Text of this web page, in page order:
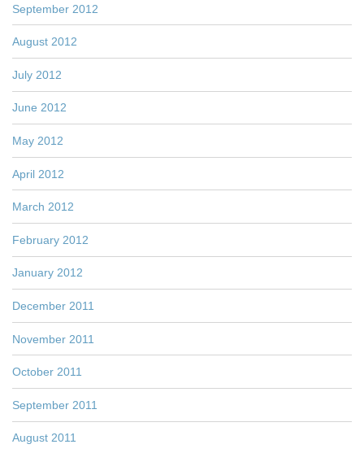
September 2012
August 2012
July 2012
June 2012
May 2012
April 2012
March 2012
February 2012
January 2012
December 2011
November 2011
October 2011
September 2011
August 2011